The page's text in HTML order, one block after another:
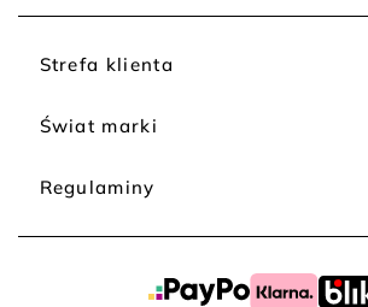
Strefa klienta
Świat marki
Regulaminy